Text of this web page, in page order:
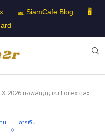
💻 SiamCafe Blog
🖥️
2026 แอพสัญญาณ Forex และ
น การเงิน